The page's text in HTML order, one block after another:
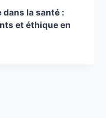
la santé :
et éthique en